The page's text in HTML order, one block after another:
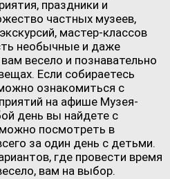
праздники и
частных музеев,
мастер-классов
необычные и даже
весело и познавательно
Если собираетесь
ознакомиться с
на афише Музея-
день вы найдете с
посмотреть в
за один день с детьми.
где провести время
вам на выбор.